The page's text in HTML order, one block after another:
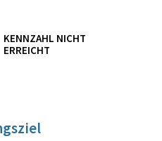
KENNZAHL NICHT
ERREICHT